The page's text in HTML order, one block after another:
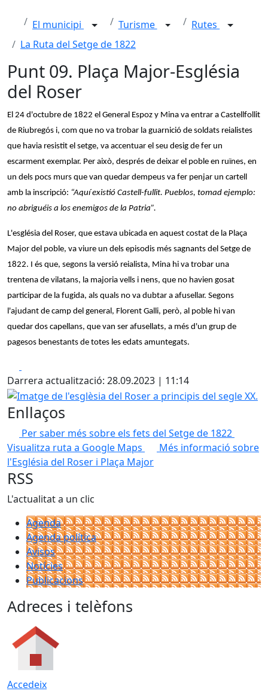
El municipi Turisme
Rutes
La Ruta del Setge de 1822
Punt 09. Plaça Major-Església
del Roser
El 24 d'octubre de 1822 el General Espoz y Mina va entrar a Castellfollit
de Riubregós i, com que no va trobar la guarnició de soldats reialistes
que havia resistit el setge, va accentuar el seu desig de fer un
escarment exemplar. Per això, després de deixar el poble en ruïnes, en
un dels pocs murs que van quedar dempeus va fer penjar un cartell
amb la inscripció: “Aquí existió Castell-fullit. Pueblos, tomad ejemplo:
no abriguéis a los enemigos de la Patria”.
L'església del Roser, que estava ubicada en aquest costat de la Plaça
Major del poble, va viure un dels episodis més sagnants del Setge de
1822. I és que, segons la versió reialista, Mina hi va trobar una
trentena de vilatans, la majoria vells i nens, que no havien gosat
participar de la fugida, als quals no va dubtar a afusellar. Segons
l'ajudant de camp del general, Florent Galli, però, al poble hi van
quedar dos capellans, que van ser afusellats, a més d'un grup de
pagesos benestants de totes les edats amuntegats.
Darrera actualització: 28.09.2023 | 11:14
Imatge de l'esglèsia del Roser a principis del segle XX.
Enllaços
Per saber més sobre els fets del Setge de 1822
Visualitza ruta a Google Maps
Més informació sobre
l'Església del Roser i Plaça Major
RSS
L'actualitat a un clic
Agenda
Agenda política
Avisos
Notícies
Publicacions
Adreces i telèfons
Accedeix